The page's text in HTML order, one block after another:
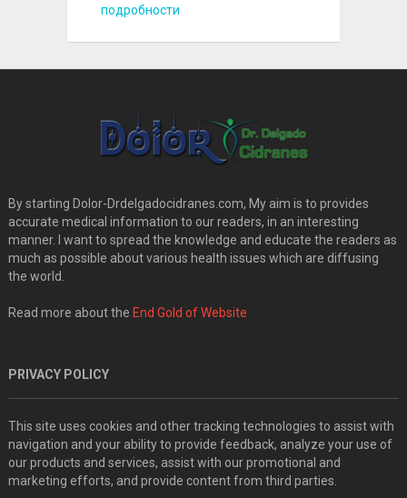
подробности
By starting Dolor-Drdelgadocidranes.com, My aim is to provides
accurate medical information to our readers, in an interesting
manner. I want to spread the knowledge and educate the readers as
much as possible about various health issues which are diffusing
the world.
Read more about the End Gold of Website
PRIVACY POLICY
This site uses cookies and other tracking technologies to assist with
navigation and your ability to provide feedback, analyze your use of
our products and services, assist with our promotional and
marketing efforts, and provide content from third parties.